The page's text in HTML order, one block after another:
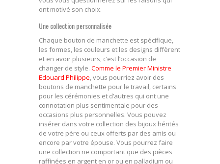
ont motivé son choix.
Une collection personnalisée
Chaque bouton de manchette est spécifique,
les formes, les couleurs et les designs diffèrent
et en avoir plusieurs, c’est l’occasion de
changer de style. Comme le Premier Ministre
Edouard Philippe, vous pourriez avoir des
boutons de manchette pour le travail, certains
pour les cérémonies et d’autres qui ont une
connotation plus sentimentale pour des
occasions plus personnelles. Vous pouvez
insérer dans votre collection des bijoux hérités
de votre père ou ceux offerts par des amis ou
encore par votre épouse. Vous pourrez faire
une collection ne comportant que des pièces
raffinées en argent en or ou en palladium ou